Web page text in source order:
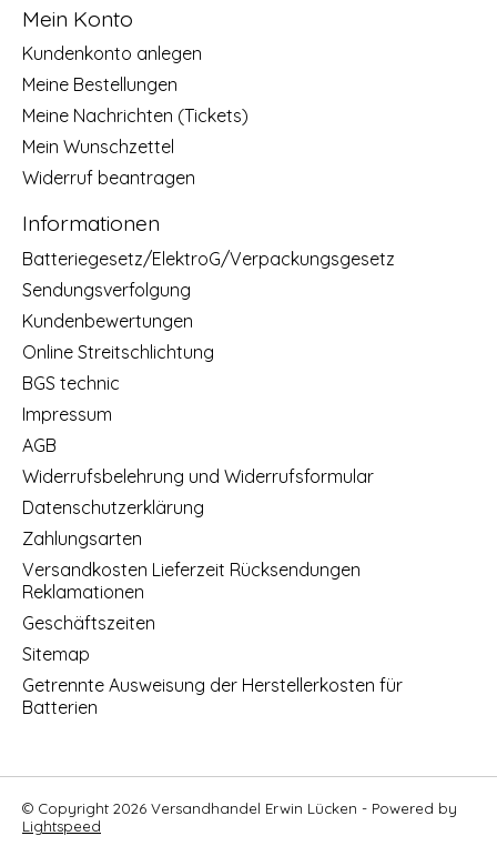
Mein Konto
Kundenkonto anlegen
Meine Bestellungen
Meine Nachrichten (Tickets)
Mein Wunschzettel
Widerruf beantragen
Informationen
Batteriegesetz/ElektroG/Verpackungsgesetz
Sendungsverfolgung
Kundenbewertungen
Online Streitschlichtung
BGS technic
Impressum
AGB
Widerrufsbelehrung und Widerrufsformular
Datenschutzerklärung
Zahlungsarten
Versandkosten Lieferzeit Rücksendungen
Reklamationen
Geschäftszeiten
Sitemap
Getrennte Ausweisung der Herstellerkosten für
Batterien
© Copyright 2026 Versandhandel Erwin Lücken - Powered by
Lightspeed